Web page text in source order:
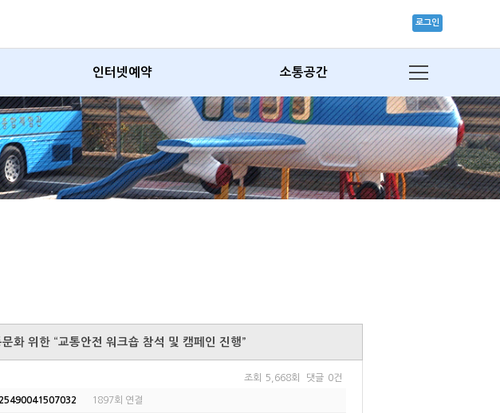
로그인
인터넷예약 소통공간
화 위한 “교통안전 워크숍 참석 및 캠페인 진행”
조회 5,668회 댓글 0건
1897회 연결